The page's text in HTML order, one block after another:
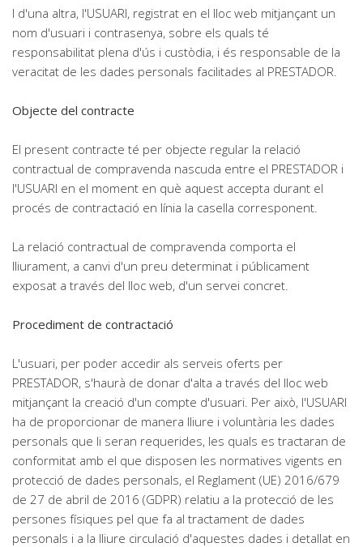
I d'una altra, l'USUARI, registrat en el lloc web mitjançant un
nom d'usuari i contrasenya, sobre els quals té
responsabilitat plena d'ús i custòdia, i és responsable de la
veracitat de les dades personals facilitades al PRESTADOR.
Objecte del contracte
El present contracte té per objecte regular la relació
contractual de compravenda nascuda entre el PRESTADOR i
l'USUARI en el moment en què aquest accepta durant el
procés de contractació en línia la casella corresponent.
La relació contractual de compravenda comporta el
lliurament, a canvi d'un preu determinat i públicament
exposat a través del lloc web, d'un servei concret.
Procediment de contractació
L'usuari, per poder accedir als serveis oferts per
PRESTADOR, s'haurà de donar d'alta a través del lloc web
mitjançant la creació d'un compte d'usuari. Per això, l'USUARI
ha de proporcionar de manera lliure i voluntària les dades
personals que li seran requerides, les quals es tractaran de
conformitat amb el que disposen les normatives vigents en
protecció de dades personals, el Reglament (UE) 2016/679
de 27 de abril de 2016 (GDPR) relatiu a la protecció de les
persones físiques pel que fa al tractament de dades
personals i a la lliure circulació d'aquestes dades i detallat en